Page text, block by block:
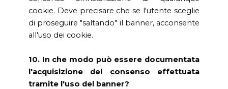
cookie. Deve precisare che se l'utente sceglie
di proseguire "saltando" il banner, acconsente
all'uso dei cookie.
10. In che modo può essere documentata
l'acquisizione del consenso effettuata
tramite l'uso del banner?